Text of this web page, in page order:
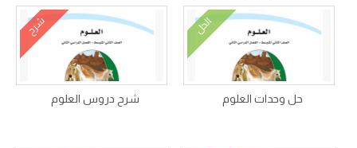
الحل
حل وحدات العلوم
شرح
شرح دروس العلوم